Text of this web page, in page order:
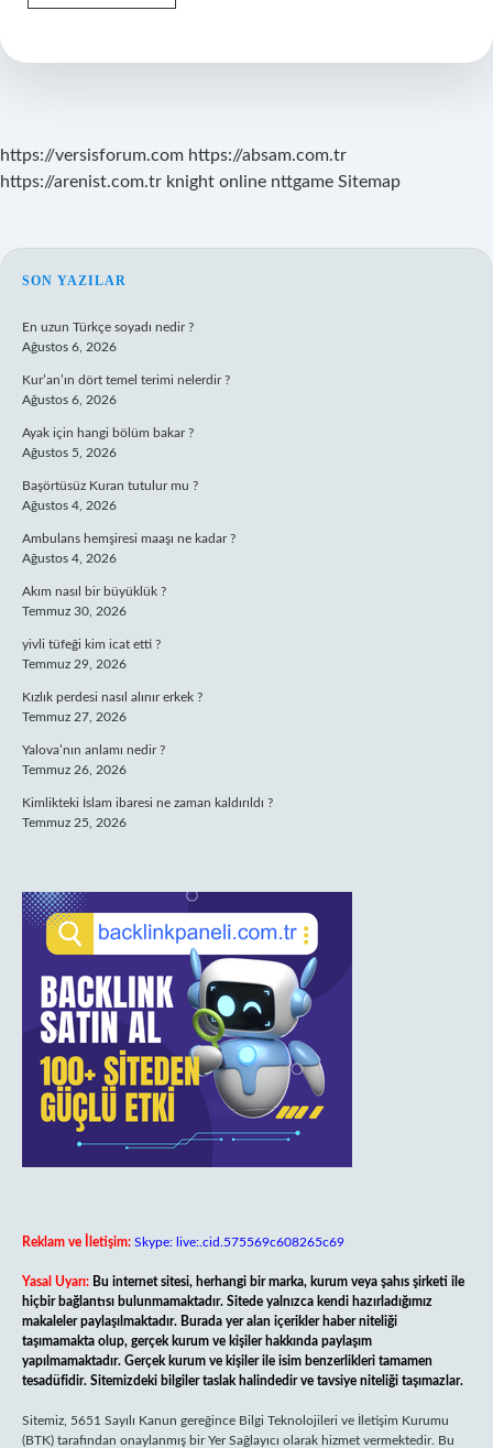
Kuranı
Mu
https://versisforum.com https://absam.com.tr
https://arenist.com.tr knight online nttgame Sitemap
SIDEBAR
SON YAZILAR
En uzun Türkçe soyadı nedir ?
Ağustos 6, 2026
Kur’an’ın dört temel terimi nelerdir ?
Ağustos 6, 2026
Ayak için hangi bölüm bakar ?
Ağustos 5, 2026
Başörtüsüz Kuran tutulur mu ?
Ağustos 4, 2026
Ambulans hemşiresi maaşı ne kadar ?
Ağustos 4, 2026
Akım nasıl bir büyüklük ?
Temmuz 30, 2026
yivli tüfeği kim icat etti ?
Temmuz 29, 2026
Kızlık perdesi nasıl alınır erkek ?
Temmuz 27, 2026
Yalova’nın anlamı nedir ?
Temmuz 26, 2026
Kimlikteki İslam ibaresi ne zaman kaldırıldı ?
Temmuz 25, 2026
Reklam ve İletişim: Skype: live:.cid.575569c608265c69
Yasal Uyarı: Bu internet sitesi, herhangi bir marka, kurum veya şahıs şirketi ile
hiçbir bağlantısı bulunmamaktadır. Sitede yalnızca kendi hazırladığımız
makaleler paylaşılmaktadır. Burada yer alan içerikler haber niteliği
taşımamakta olup, gerçek kurum ve kişiler hakkında paylaşım
yapılmamaktadır. Gerçek kurum ve kişiler ile isim benzerlikleri tamamen
tesadüfidir. Sitemizdeki bilgiler taslak halindedir ve tavsiye niteliği taşımazlar.
Sitemiz, 5651 Sayılı Kanun gereğince Bilgi Teknolojileri ve İletişim Kurumu
(BTK) tarafından onaylanmış bir Yer Sağlayıcı olarak hizmet vermektedir. Bu